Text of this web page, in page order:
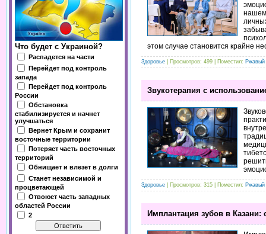
Что будет с Украиной?
Распадется на части
Перейдет под контроль
запада
Перейдет под контроль
России
Обстановка
стабилизируется и начнет
улучшаться
Вернет Крым и сохранит
восточные территории
Потеряет часть восточных
территорий
Обнищает и влезет в долги
Станет независимой и
процветающей
Отвоюет часть западных
областей России
2
нашем
этом случае становится крайне
Здоровье | Просмотров: 499 | Поместил: Ржавый
Звукотерапия с
Здоровье | Просмотров: 315 | Поместил: Ржавый
Имплантация зубов в